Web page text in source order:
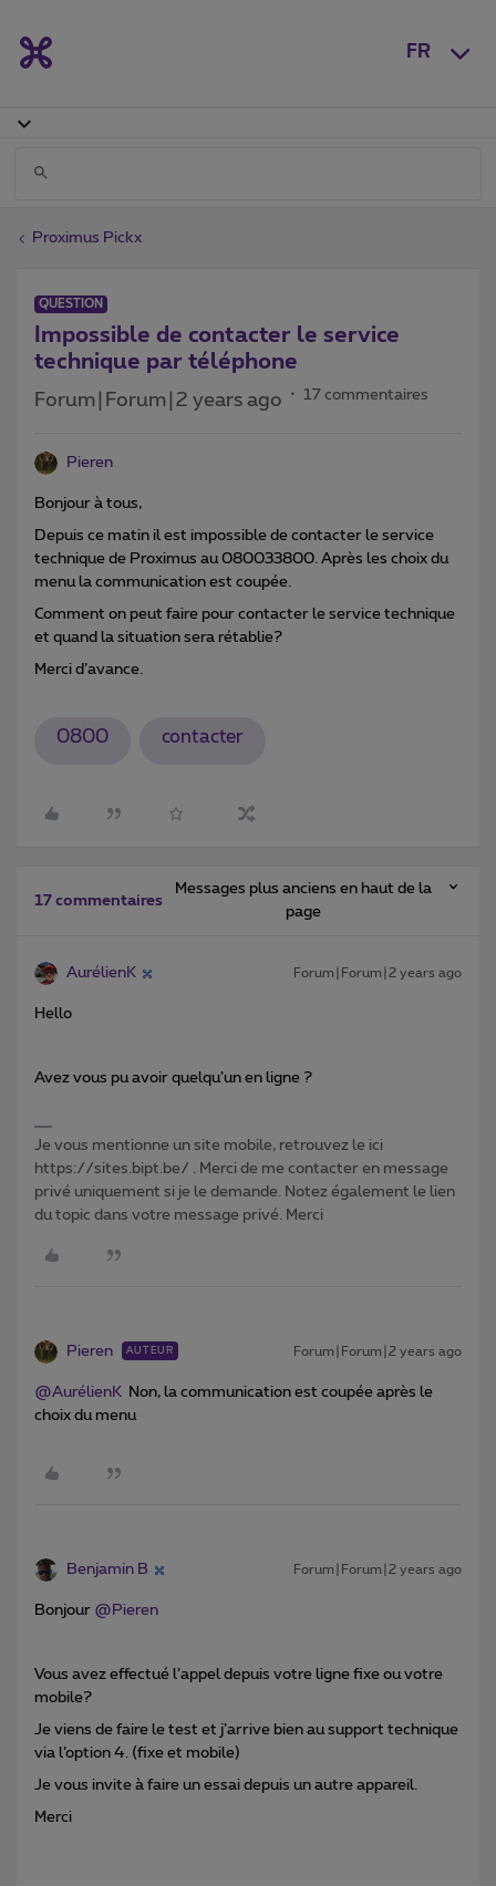
FR
Proximus Pickx
QUESTION
Impossible de contacter le service
technique par téléphone
Forum|Forum|2 years ago 17 commentaires
Pieren
Bonjour à tous,
Depuis ce matin il est impossible de contacter le service
technique de Proximus au 080033800. Après les choix du
menu la communication est coupée.
Comment on peut faire pour contacter le service technique
et quand la situation sera rétablie?
Merci d’avance.
0800 contacter
17 commentaires
Messages plus anciens en haut de la
page
AurélienK Forum|Forum|2 years ago
Hello
Avez vous pu avoir quelqu’un en ligne ?
Je vous mentionne un site mobile, retrouvez le ici
https://sites.bipt.be/ . Merci de me contacter en message
privé uniquement si je le demande. Notez également le lien
du topic dans votre message privé. Merci
Pieren AUTEUR Forum|Forum|2 years ago
@AurélienK Non, la communication est coupée après le
choix du menu
Benjamin B Forum|Forum|2 years ago
Bonjour @Pieren
Vous avez effectué l’appel depuis votre ligne fixe ou votre
mobile?
Je viens de faire le test et j’arrive bien au support technique
via l’option 4. (fixe et mobile)
Je vous invite à faire un essai depuis un autre appareil.
Merci